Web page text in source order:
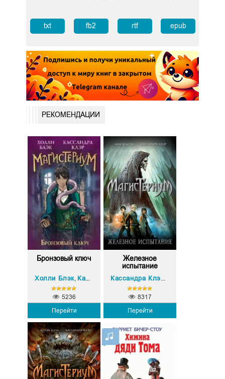
txt fb2 rtf epub
РЕКОМЕНДАЦИИ
Бронзовый ключ
Холли Блэк Кассандра Клэр
Перейти
5236
Железное
испытание
Перейти
8317